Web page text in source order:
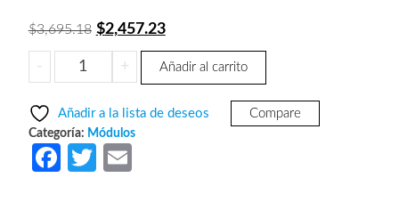
$3,695.18 El
precio
original
$3,695.18.
$2,457.23El
precio
$2,457.23.
-
BOSCH
F_FPO5000PSBCH
Soporte
para
fuente
+ Añadir al carrito
Añadir a la lista de deseos Compare
Categoría: Módulos
Fa
T